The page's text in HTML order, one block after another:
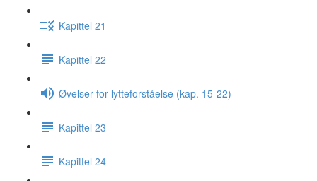
Kapittel 21
Kapittel 22
Øvelser for lytteforståelse (kap. 15-22)
Kapittel 23
Kapittel 24